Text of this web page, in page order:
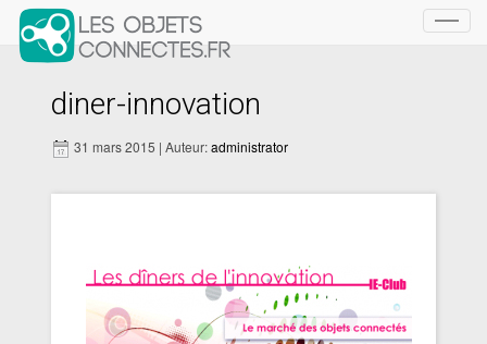
diner-innovation
31 mars 2015 | Auteur:administrator